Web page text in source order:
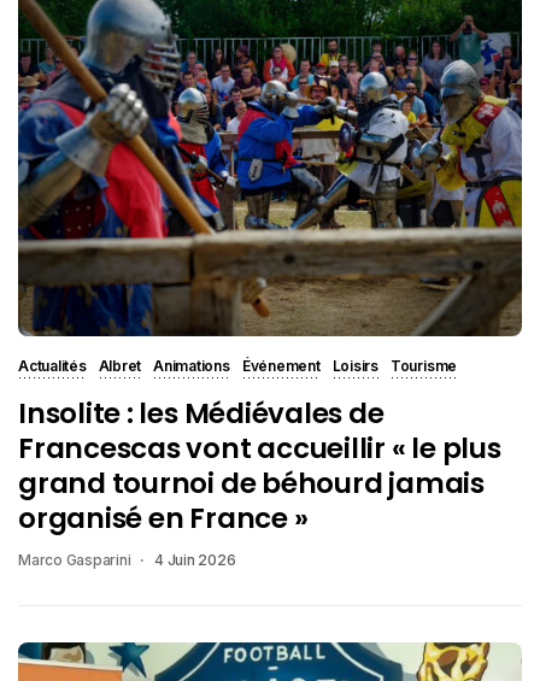
Actualités Albret Animations Événement Loisirs Tourisme
Insolite : les Médiévales de
Francescas vont accueillir « le plus
grand tournoi de béhourd jamais
organisé en France »
Marco Gasparini 4 Juin 2026